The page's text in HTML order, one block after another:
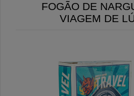
FOGÃO DE
VIAGEM DE